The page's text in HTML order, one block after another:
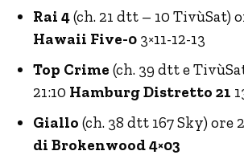
Rai 4(ch. 21 dtt – 10 TivùSat)
Hawaii Five-0 3×11-12-13
Top Crime (ch. 39 dtt e
21:10 Hamburg Distretto 21
Giallo (ch. 38 dtt 167 Sky) ore
di Brokenwood 4×03